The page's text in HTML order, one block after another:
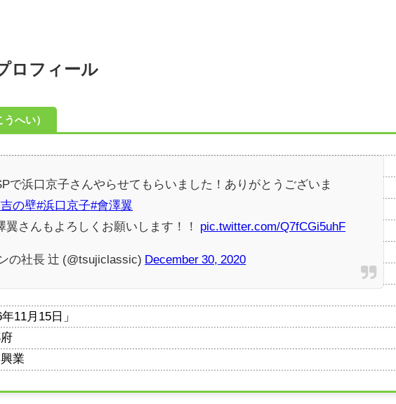
ロフィール
へい）
で浜口京子さんやらせてもらいました！ありがとうございま
の壁#浜口京子#會澤翼
翼さんもよろしくお願いします！！ pic.twitter.com/Q7fCGi5uhF
の社長 辻 (@tsujiclassic) December 30, 2020
11月15日」
業